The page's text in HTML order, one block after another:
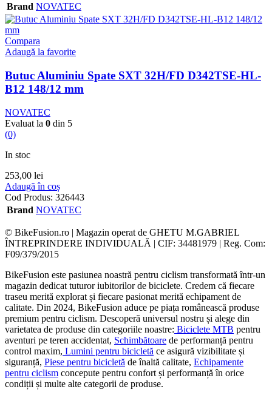
Brand NOVATEC
Compara
Adaugă la favorite
Butuc Aluminiu Spate SXT 32H/FD D342TSE-HL-
B12 148/12 mm
NOVATEC
Evaluat la 0 din 5
(0)
In stoc
253,00 lei
Adaugă în coș
Cod Produs: 326443
Brand NOVATEC
© BikeFusion.ro | Magazin operat de GHETU M.GABRIEL
ÎNTREPRINDERE INDIVIDUALĂ | CIF: 34481979 | Reg. Com:
F09/379/2015
BikeFusion este pasiunea noastră pentru ciclism transformată într-un
magazin dedicat tuturor iubitorilor de biciclete. Credem că fiecare
traseu merită explorat și fiecare pasionat merită echipament de
calitate. Din 2024, BikeFusion aduce pe piața românească produse
premium pentru ciclism. Descoperă universul nostru și alege din
varietatea de produse din categoriile noastre: Biciclete MTB pentru
aventuri pe teren accidentat, Schimbătoare de performanță pentru
control maxim, Lumini pentru bicicletă ce asigură vizibilitate și
siguranță, Piese pentru bicicletă de înaltă calitate, Echipamente
pentru ciclism concepute pentru confort și performanță în orice
condiții și multe alte categorii de produse.